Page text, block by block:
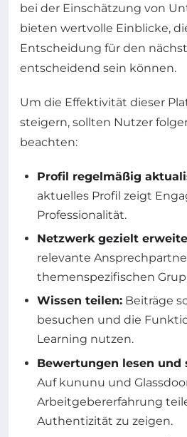
bei der Einschätzung von
bieten wertvolle Einblicke,
Entscheidung für den
entscheidend sein können.
Um die Effektivität dieser
steigern, sollten Nutzer
beachten:
Profil regelmäßig
aktuelles Profil zeigt
Professionalität.
Netzwerk gezielt
relevante
themenspezifischen
Wissen teilen: Beiträge
besuchen und die
Learning nutzen.
Bewertungen lesen und
Auf kununu und
Arbeitgebererfahrung
Authentizität zu zeigen.